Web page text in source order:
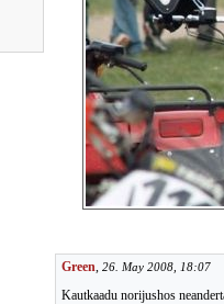
Green, 26. May 2008, 18:07
Kautkaadu norijushos